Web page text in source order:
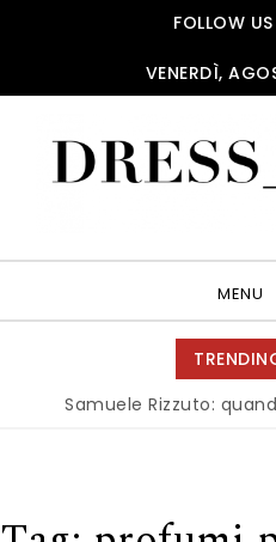
FOLLOW US
VENERDÌ,
MENU
Samuele Rizzuto: quando il